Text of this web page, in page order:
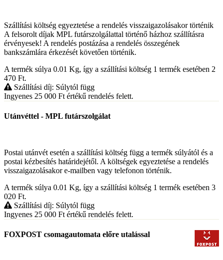
Szállítási költség egyeztetése a rendelés visszaigazolásakor történik
A felsorolt díjak MPL futárszolgálattal történő házhoz szállításra
érvényesek! A rendelés postázása a rendelés összegének
bankszámlára érkezését követően történik.
A termék súlya 0.01 Kg, így a szállítási költség 1 termék esetében 2
470 Ft.
Szállítási díj: Súlytól függ
Ingyenes 25 000 Ft értékű rendelés felett.
Utánvéttel - MPL futárszolgálat
Postai utánvét esetén a szállítási költség függ a termék súlyától és a
postai kézbesítés határidejétől. A költségek egyeztetése a rendelés
visszaigazolásakor e-mailben vagy telefonon történik.
A termék súlya 0.01 Kg, így a szállítási költség 1 termék esetében 3
020 Ft.
Szállítási díj: Súlytól függ
Ingyenes 25 000 Ft értékű rendelés felett.
FOXPOST csomagautomata előre utalással